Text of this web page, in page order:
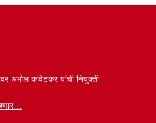
अमोल कविटकर यांची नियुक्ती